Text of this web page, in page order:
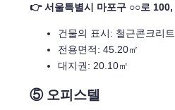
👉 서울특별시 마포구 ○○로 100,
건물의 표시: 철근콘크리
전용면적: 45.20㎡
대지권: 20.10㎡
⑤ 오피스텔